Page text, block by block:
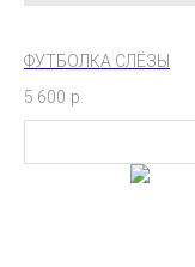
ФУТБОЛКА СЛЁЗЫ
5 600 р.